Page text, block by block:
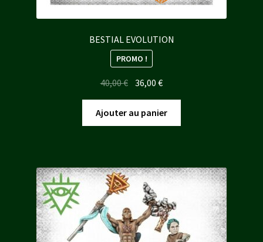
BESTIAL EVOLUTION
PROMO !
40,00€ Le
prix
initial
était :
36,00€Le
prix
actuel
est :
Ajouter au panier